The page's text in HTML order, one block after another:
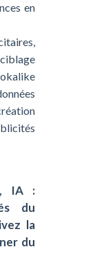
en
IA :
du
la
du